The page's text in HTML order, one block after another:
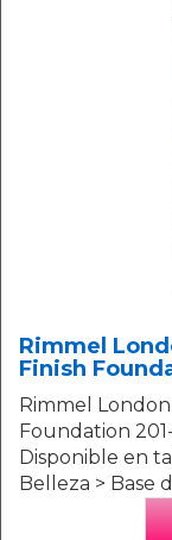
Rimmel
Finish
Rimmel
Foundation
Disponible en
Belleza > Base